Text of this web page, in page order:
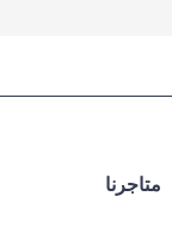
متاجرنا